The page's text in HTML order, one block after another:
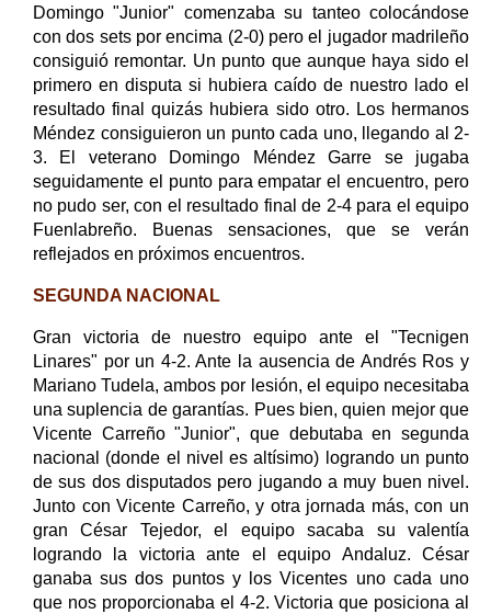
Domingo "Junior" comenzaba su tanteo colocándose
con dos sets por encima (2-0) pero el jugador madrileño
consiguió remontar. Un punto que aunque haya sido el
primero en disputa si hubiera caído de nuestro lado el
resultado final quizás hubiera sido otro. Los hermanos
Méndez consiguieron un punto cada uno, llegando al 2-
3. El veterano Domingo Méndez Garre se jugaba
seguidamente el punto para empatar el encuentro, pero
no pudo ser, con el resultado final de 2-4 para el equipo
Fuenlabreño. Buenas sensaciones, que se verán
reflejados en próximos encuentros.
SEGUNDA NACIONAL
Gran victoria de nuestro equipo ante el "Tecnigen
Linares" por un 4-2. Ante la ausencia de Andrés Ros y
Mariano Tudela, ambos por lesión, el equipo necesitaba
una suplencia de garantías. Pues bien, quien mejor que
Vicente Carreño "Junior", que debutaba en segunda
nacional (donde el nivel es altísimo) logrando un punto
de sus dos disputados pero jugando a muy buen nivel.
Junto con Vicente Carreño, y otra jornada más, con un
gran César Tejedor, el equipo sacaba su valentía
logrando la victoria ante el equipo Andaluz. César
ganaba sus dos puntos y los Vicentes uno cada uno
que nos proporcionaba el 4-2. Victoria que posiciona al